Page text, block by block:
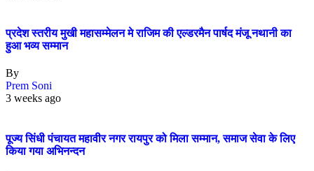
प्रदेश स्तरीय मुखी महासम्मेलन मे राजिम की एल्डरमैन पार्षद मंजू नथानी का
हुआ भव्य सम्मान
By
Prem Soni
3 weeks ago
पूज्य सिंधी पंचायत महावीर नगर रायपुर को मिला सम्मान, समाज सेवा के लिए
किया गया अभिनन्दन